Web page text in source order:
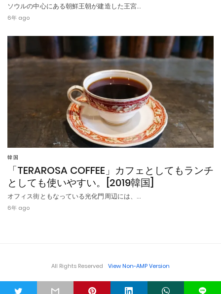
ソウルの中心にある朝鮮王朝が建造した王宮…
6年 ago
韓国
「TERAROSA COFFEE」カフェとしてもランチ
としても使いやすい。[2019韓国]
オフィス街ともなっている光化門周辺には、…
6年 ago
All Rights Reserved View Non-AMP Version